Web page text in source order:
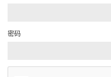
密码